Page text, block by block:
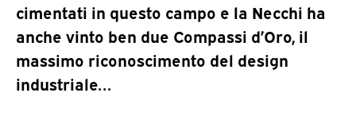
cimentati in questo campo e la Necchi ha
anche vinto ben due Compassi d’Oro, il
massimo riconoscimento del design
industriale…